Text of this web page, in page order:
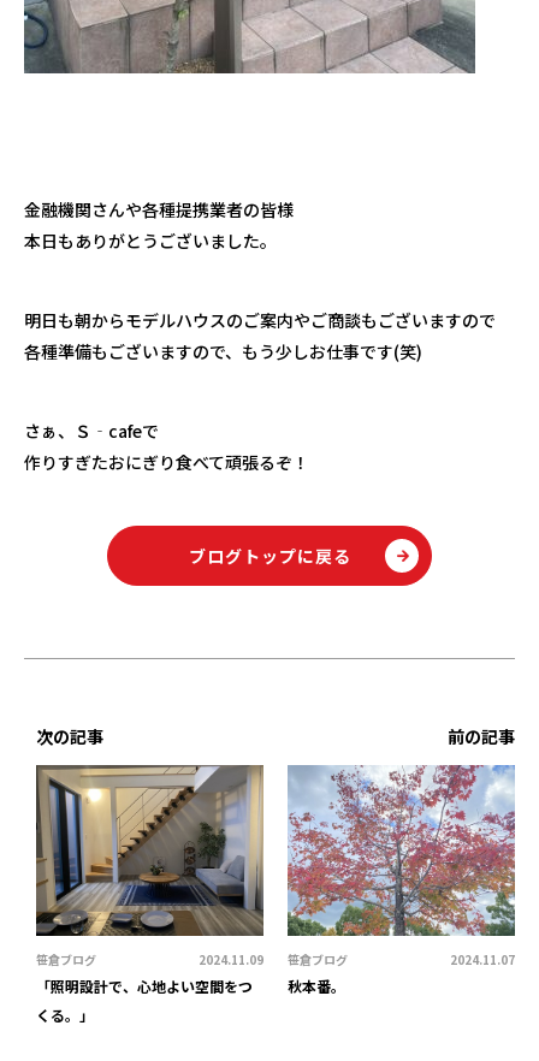
金融機関さんや各種提携業者の皆様
本日もありがとうございました。
明日も朝からモデルハウスのご案内やご商談もございますので
各種準備もございますので、もう少しお仕事です(笑)
さぁ、Ｓ‐cafeで
作りすぎたおにぎり食べて頑張るぞ！
ブログトップに戻る
次の記事
笹倉ブログ 2024.11.09
「照明設計で、心地よい空間をつ
くる。」
前の記事
笹倉ブログ 2024.11.07
秋本番。